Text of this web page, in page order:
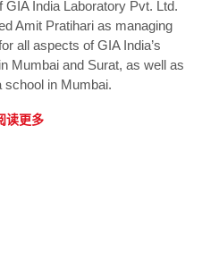
India Laboratory Pvt. Ltd.
Amit Pratihari as managing
all aspects of GIA India’s
Mumbai and Surat, as well as
school in Mumbai.
读更多